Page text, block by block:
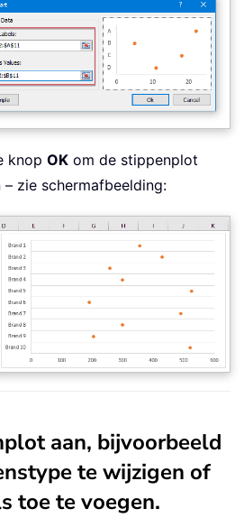
knop OK om de stippenplot
zie schermafbeelding:
aan, bijvoorbeeld
te wijzigen of
toe te voegen.